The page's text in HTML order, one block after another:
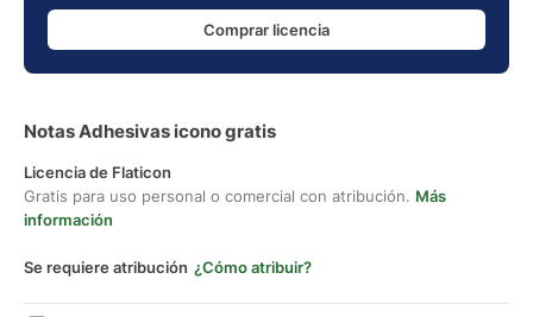
Comprar licencia
Notas Adhesivas icono gratis
Licencia de Flaticon
Gratis para uso personal o comercial con atribución. Más
información
Se requiere atribución ¿Cómo atribuir?